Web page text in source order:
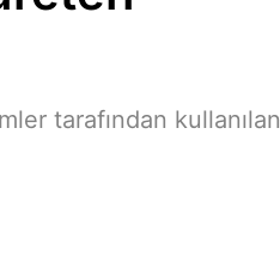
tarafından kullanılan